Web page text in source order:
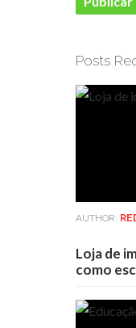
Posts
AUTHOR:
Loja de
como